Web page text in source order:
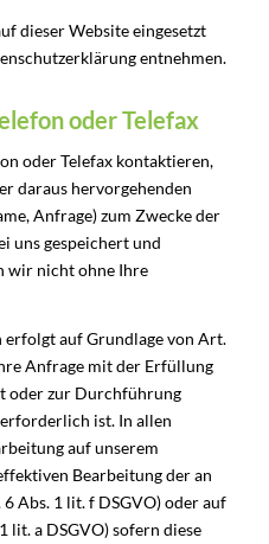
dieser Website eingesetzt
entnehmen.
oder Telefax
oder Telefax kontaktieren,
daraus hervorgehenden
Anfrage) zum Zwecke der
uns gespeichert und
wir nicht ohne Ihre
auf Grundlage von Art.
Anfrage mit der Erfüllung
oder zur Durchführung
ist. In allen
auf unserem
Bearbeitung der an
Abs. 1 lit. f DSGVO) oder auf
lit. a DSGVO) sofern diese